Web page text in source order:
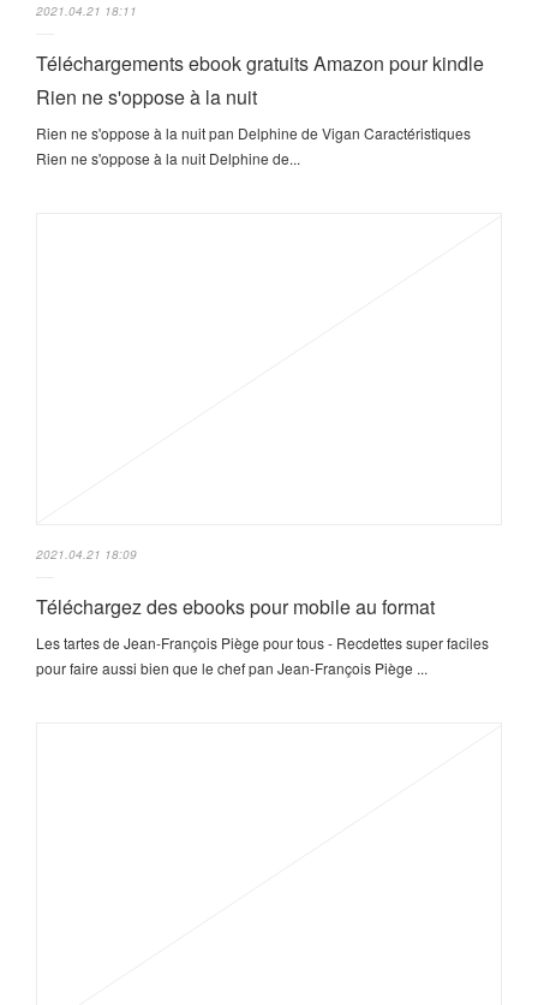
2021.04.21 18:11
Téléchargements ebook gratuits Amazon pour kindle
Rien ne s'oppose à la nuit
Rien ne s'oppose à la nuit pan Delphine de Vigan Caractéristiques
Rien ne s'oppose à la nuit Delphine de...
2021.04.21 18:09
Téléchargez des ebooks pour mobile au format
Les tartes de Jean-François Piège pour tous - Recdettes super faciles
pour faire aussi bien que le chef pan Jean-François Piège ...